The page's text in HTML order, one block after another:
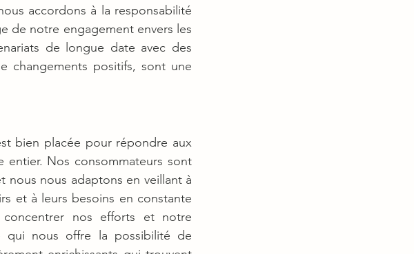
accordons à la responsabilité
de notre engagement envers les
de longue date avec des
changements positifs, sont une
bien placée pour répondre aux
Nos consommateurs sont
nous adaptons en veillant à
et à leurs besoins en constante
nos efforts et notre
qui nous offre la possibilité de